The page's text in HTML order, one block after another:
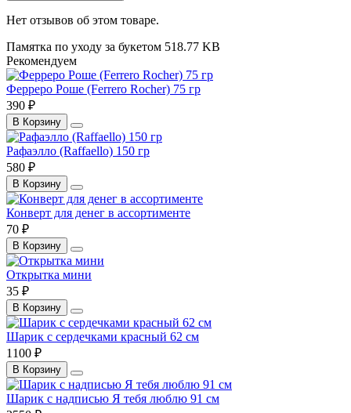
Нет отзывов об этом товаре.
Памятка по уходу за букетом 518.77 KB
Рекомендуем
Ферреро Роше (Ferrero Rocher) 75 гр
390 ₽
В Корзину
Рафаэлло (Raffaello) 150 гр
580 ₽
В Корзину
Конверт для денег в ассортименте
70 ₽
В Корзину
Открытка мини
35 ₽
В Корзину
Шарик с сердечками красный 62 см
1100 ₽
В Корзину
Шарик с надписью Я тебя люблю 91 см